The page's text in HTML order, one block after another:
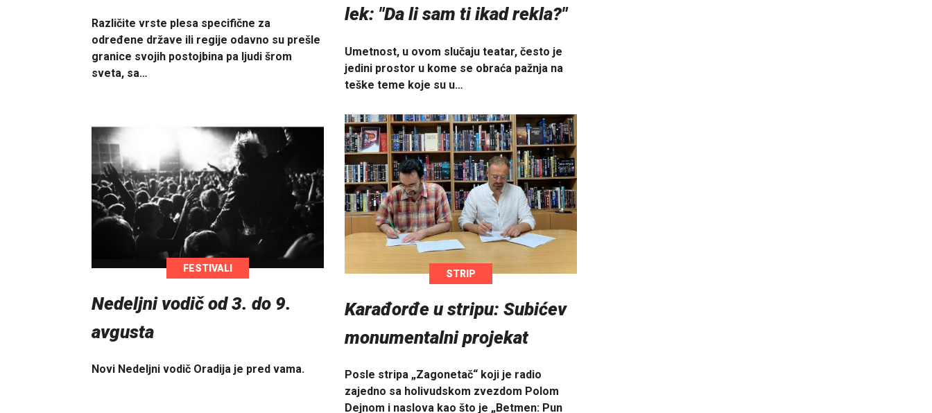
Različite vrste plesa specifične za
određene države ili regije odavno su prešle
granice svojih postojbina pa ljudi šrom
sveta, sa…
lek: "Da li sam ti ikad rekla?"
Umetnost, u ovom slučaju teatar, često je
jedini prostor u kome se obraća pažnja na
teške teme koje su u…
FESTIVALI
Nedeljni vodič od 3. do 9.
avgusta
Novi Nedeljni vodič Oradija je pred vama.
STRIP
Karađorđe u stripu: Subićev
monumentalni projekat
Posle stripa „Zagonetač“ koji je radio
zajedno sa holivudskom zvezdom Polom
Dejnom i naslova kao što je „Betmen: Pun